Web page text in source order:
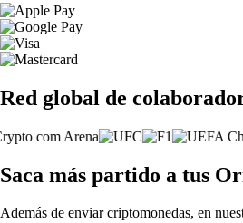
Red global de
Saca más partido a tus
Además de enviar criptomonedas, en